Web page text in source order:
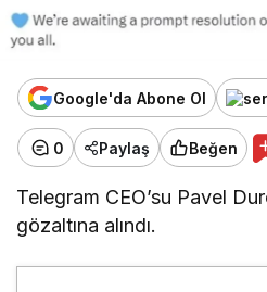
Google'da Abone Ol
0 Paylaş Beğen
Telegram CEO’su Pavel
gözaltına alındı.